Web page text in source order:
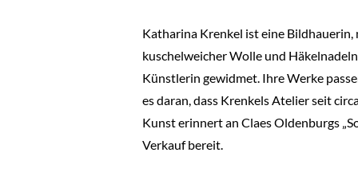
Katharina Krenkel ist eine
kuschelweicher Wolle und
Künstlerin gewidmet. Ihre Werke
es daran, dass Krenkels Atelier seit
Kunst erinnert an Claes Oldenburgs
Verkauf bereit.